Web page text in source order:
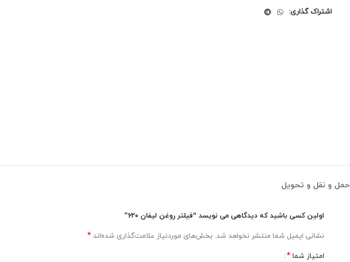
اشتراک گذاری:
حمل و نقل و تحویل
اولین کسی باشید که دیدگاهی می نویسد “فیلتر روغن لیفان ۶۲۰”
نشانی ایمیل شما منتشر نخواهد شد. بخش‌های موردنیاز علامت‌گذاری شده‌اند *
امتیاز شما *